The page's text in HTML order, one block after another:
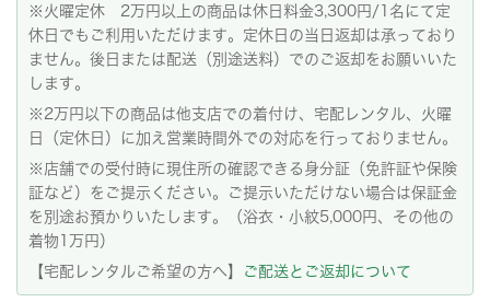
※火曜定休 2万円以上の商品は休日料金3,300円/1名にて定
休日でもご利用いただけます。定休日の当日返却は承っており
ません。後日または配送（別途送料）でのご返却をお願いいた
します。
※2万円以下の商品は他支店での着付け、宅配レンタル、火曜
日（定休日）に加え営業時間外での対応を行っておりません。
※店舗での受付時に現住所の確認できる身分証（免許証や保険
証など）をご提示ください。ご提示いただけない場合は保証金
を別途お預かりいたします。（浴衣・小紋5,000円、その他の
着物1万円）
【宅配レンタルご希望の方へ】
ご配送とご返却について